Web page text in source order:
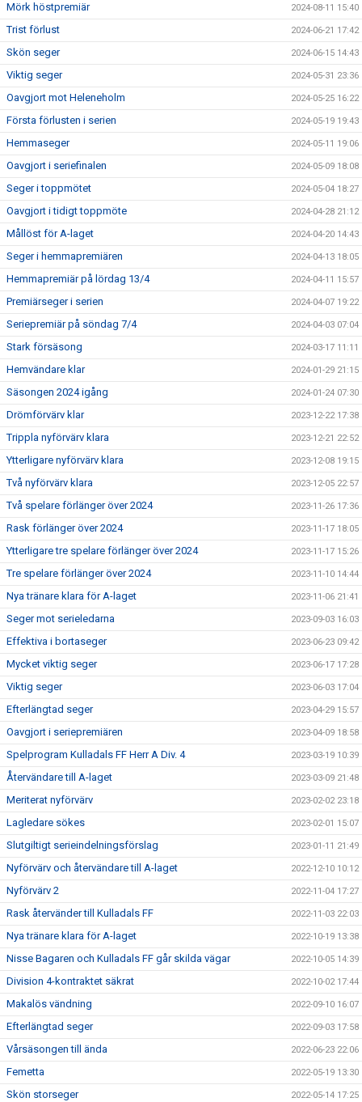
Mörk höstpremiär 2024-08-11 15:40
Trist förlust 2024-06-21 17:42
Skön seger 2024-06-15 14:43
Viktig seger 2024-05-31 23:36
Oavgjort mot Heleneholm 2024-05-25 16:22
Första förlusten i serien 2024-05-19 19:43
Hemmaseger 2024-05-11 19:06
Oavgjort i seriefinalen 2024-05-09 18:08
Seger i toppmötet 2024-05-04 18:27
Oavgjort i tidigt toppmöte 2024-04-28 21:12
Mållöst för A-laget 2024-04-20 14:43
Seger i hemmapremiären 2024-04-13 18:05
Hemmapremiär på lördag 13/4 2024-04-11 15:57
Premiärseger i serien 2024-04-07 19:22
Seriepremiär på söndag 7/4 2024-04-03 07:04
Stark försäsong 2024-03-17 11:11
Hemvändare klar 2024-01-29 21:15
Säsongen 2024 igång 2024-01-24 07:30
Drömförvärv klar 2023-12-22 17:38
Trippla nyförvärv klara 2023-12-21 22:52
Ytterligare nyförvärv klara 2023-12-08 19:15
Två nyförvärv klara 2023-12-05 22:57
Två spelare förlänger över 2024 2023-11-26 17:36
Rask förlänger över 2024 2023-11-17 18:05
Ytterligare tre spelare förlänger över 2024 2023-11-17 15:26
Tre spelare förlänger över 2024 2023-11-10 14:44
Nya tränare klara för A-laget 2023-11-06 21:41
Seger mot serieledarna 2023-09-03 16:03
Effektiva i bortaseger 2023-06-23 09:42
Mycket viktig seger 2023-06-17 17:28
Viktig seger 2023-06-03 17:04
Efterlängtad seger 2023-04-29 15:57
Oavgjort i seriepremiären 2023-04-09 18:58
Spelprogram Kulladals FF Herr A Div. 4 2023-03-19 10:39
Återvändare till A-laget 2023-03-09 21:48
Meriterat nyförvärv 2023-02-02 23:18
Lagledare sökes 2023-02-01 15:07
Slutgiltigt serieindelningsförslag 2023-01-11 21:49
Nyförvärv och återvändare till A-laget 2022-12-10 10:12
Nyförvärv 2 2022-11-04 17:27
Rask återvänder till Kulladals FF 2022-11-03 22:03
Nya tränare klara för A-laget 2022-10-19 13:38
Nisse Bagaren och Kulladals FF går skilda vägar 2022-10-05 14:39
Division 4-kontraktet säkrat 2022-10-02 17:44
Makalös vändning 2022-09-10 16:07
Efterlängtad seger 2022-09-03 17:58
Vårsäsongen till ända 2022-06-23 22:06
Femetta 2022-05-19 13:30
Skön storseger 2022-05-14 17:25